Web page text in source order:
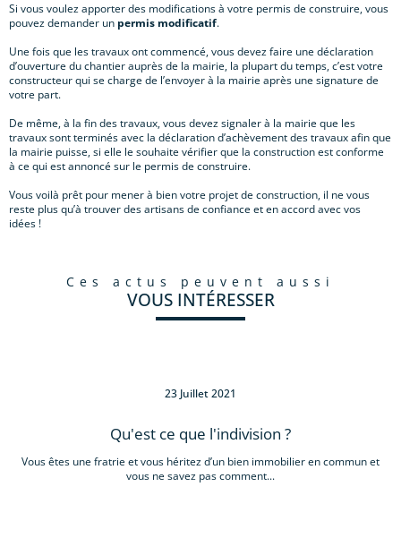
Si vous voulez apporter des modifications à votre permis de construire, vous
pouvez demander un permis modificatif.
Une fois que les travaux ont commencé, vous devez faire une déclaration
d’ouverture du chantier auprès de la mairie, la plupart du temps, c’est votre
constructeur qui se charge de l’envoyer à la mairie après une signature de
votre part.
De même, à la fin des travaux, vous devez signaler à la mairie que les
travaux sont terminés avec la déclaration d’achèvement des travaux afin que
la mairie puisse, si elle le souhaite vérifier que la construction est conforme
à ce qui est annoncé sur le permis de construire.
Vous voilà prêt pour mener à bien votre projet de construction, il ne vous
reste plus qu’à trouver des artisans de confiance et en accord avec vos
idées !
ces actus peuvent aussi
VOUS INTÉRESSER
23 Juillet 2021
Qu'est ce que l'indivision ?
Vous êtes une fratrie et vous héritez d’un bien immobilier en commun et
vous ne savez pas comment...